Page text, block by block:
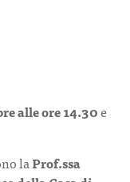
alle ore 14.30e
laProf.ssa